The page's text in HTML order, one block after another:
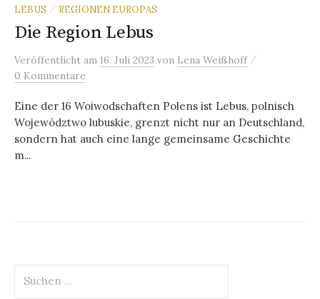
LEBUS / REGIONEN EUROPAS
Die Region Lebus
Veröffentlicht am 16. Juli 2023 von Lena Weißhoff /
0 Kommentare
Eine der 16 Woiwodschaften Polens ist Lebus, polnisch
Województwo lubuskie, grenzt nicht nur an Deutschland,
sondern hat auch eine lange gemeinsame Geschichte
m...
nach: